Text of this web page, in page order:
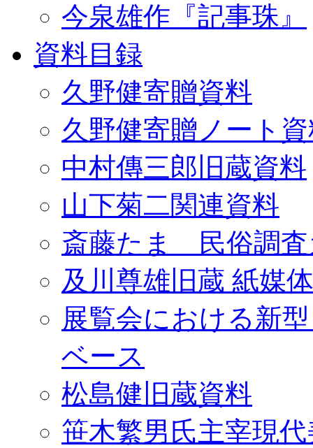
今泉雄作『記事珠』
資料目録
久野健寄贈資料
久野健寄贈ノート
中村傳三郎旧蔵資料
山下菊二関連資料
斎藤たま 民俗調査
及川尊雄旧蔵 紙媒
展覧会における新
ベース
松島健旧蔵資料
笹木繁男氏主宰現